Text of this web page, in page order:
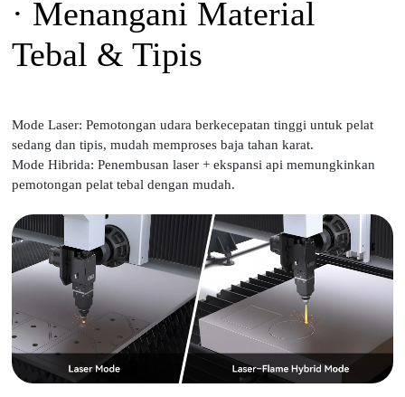
· Menangani Material
Tebal & Tipis
Mode Laser: Pemotongan udara berkecepatan tinggi untuk pelat
sedang dan tipis, mudah memproses baja tahan karat.
Mode Hibrida: Penembusan laser + ekspansi api memungkinkan
pemotongan pelat tebal dengan mudah.